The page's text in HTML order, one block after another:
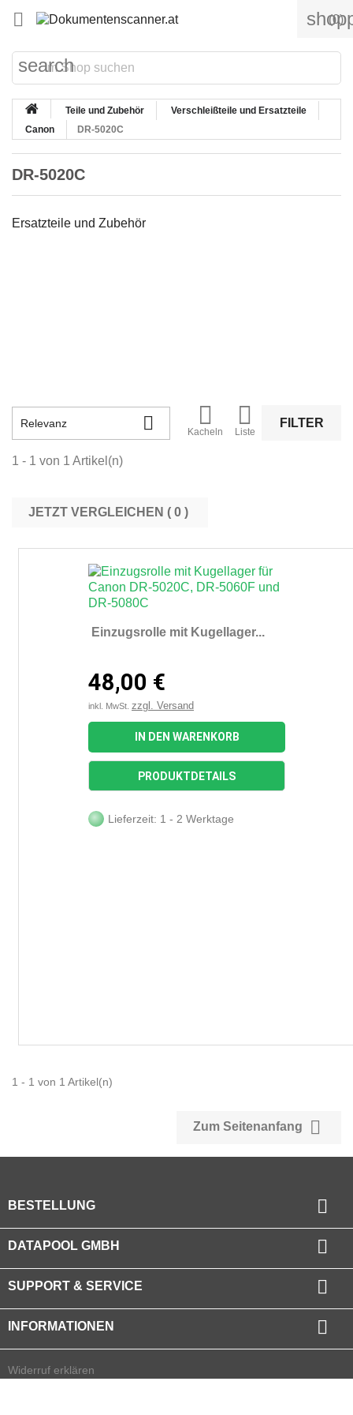
 (0)
search
Teile und Zubehör
Verschleißteile und Ersatzteile
Canon
DR-5020C
DR-5020C
Ersatzteile und Zubehör
Relevanz  
Kacheln

Liste
FILTER
1 - 1 von 1 Artikel(n)
JETZT VERGLEICHEN ( 0
Einzugsrolle mit Kugellager...
48,00 €
inkl. MwSt. zzgl. Versand
IN DEN WARENKORB
PRODUKTDETAILS
Lieferzeit: 1 - 2 Werktage
1 - 1 von 1 Artikel(n)
Zum Seitenanfang 
BESTELLUNG 
DATAPOOL GMBH 
SUPPORT & SERVICE 
INFORMATIONEN 
Widerruf erklären